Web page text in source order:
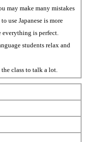
may make many mistakes
use Japanese is more
is perfect.
students relax and
class to talk a lot.